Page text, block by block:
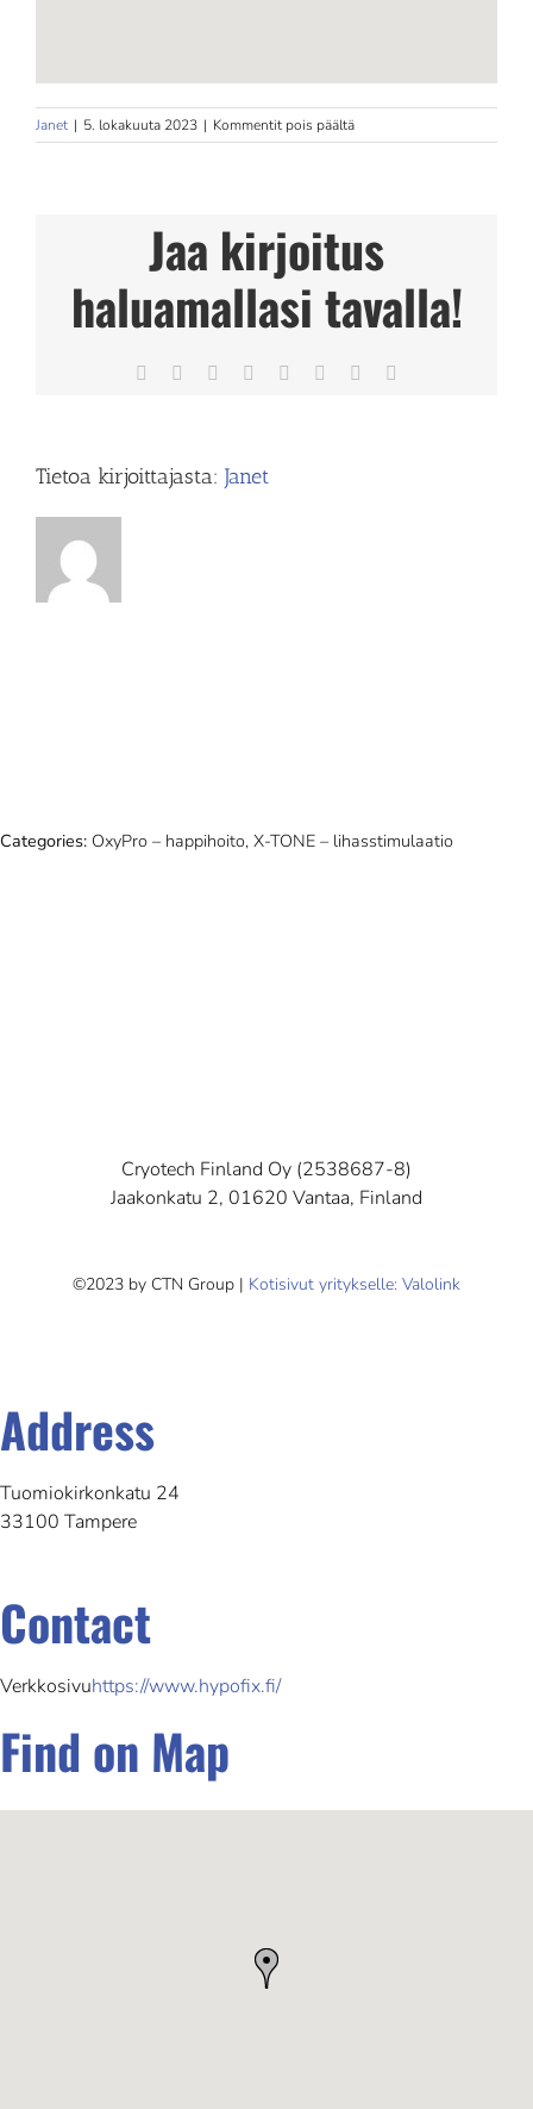
Janet | 5. lokakuuta 2023 | Kommentit pois päältäartikkelissa
Hypofix
Jaa kirjoitus
haluamallasi tavalla!
Facebook Reddit LinkedIn
TumblrPinterest
Tietoa kirjoittajasta: Janet
Categories: OxyPro – happihoito, X-TONE – lihasstimulaatio
Cryotech Finland Oy (2538687-8)
Jaakonkatu 2, 01620 Vantaa, Finland
©2023 by CTN Group | Kotisivut yritykselle: Valolink
Address
Tuomiokirkonkatu 24
33100 Tampere
Contact
Verkkosivuhttps://www.hypofix.fi/
Find on Map